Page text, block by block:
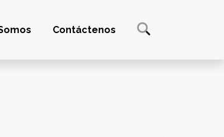
Contáctenos